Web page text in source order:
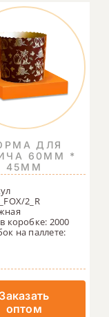
ДЛЯ
60ММ *
45ММ
2_R
коробке: 2000
на паллете:
Заказать
оптом